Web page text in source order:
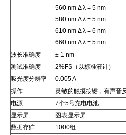
560 nm Δ λ = 5 nm
580 nm Δ λ = 5 nm
610 nm Δ λ = 6 nm
660 nm Δ λ = 5 nm
波长准确度
± 1 nm
测试准确度
2%FS （以标准液计）
吸光度分辨率
0.005 A
操作
灵敏的触摸按键，有声音
电源
7个5号充电电池
显示屏
图表显示屏
数据存贮
1000组